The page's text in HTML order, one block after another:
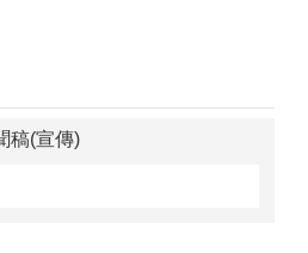
稿(宣傳)